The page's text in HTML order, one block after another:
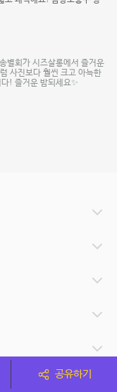
별회가 시즈살롱에서 즐거운
사진보다 훨씬 크고 아늑한
! 즐거운 밤되세요✨
공유하기